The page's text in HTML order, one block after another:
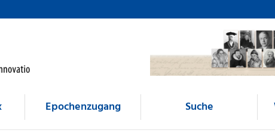
Epochenzugang Suche